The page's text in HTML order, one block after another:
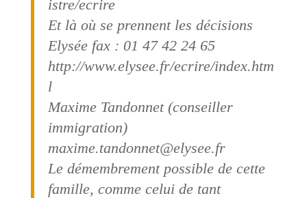
istre/ecrire
Et là où se prennent les décisions
Elysée fax : 01 47 42 24 65
http://www.elysee.fr/ecrire/index.htm
l
Maxime Tandonnet (conseiller
immigration)
maxime.tandonnet@elysee.fr
Le démembrement possible de cette
famille, comme celui de tant